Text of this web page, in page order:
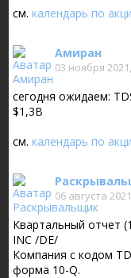
см.календарь по
Амиран
03 ноября
сегодня ожидаем:
$1,3B
см.календарь по
06 августа
Квартальный отчет
INC /DE/
Компания с кодом
форма 10-Q.